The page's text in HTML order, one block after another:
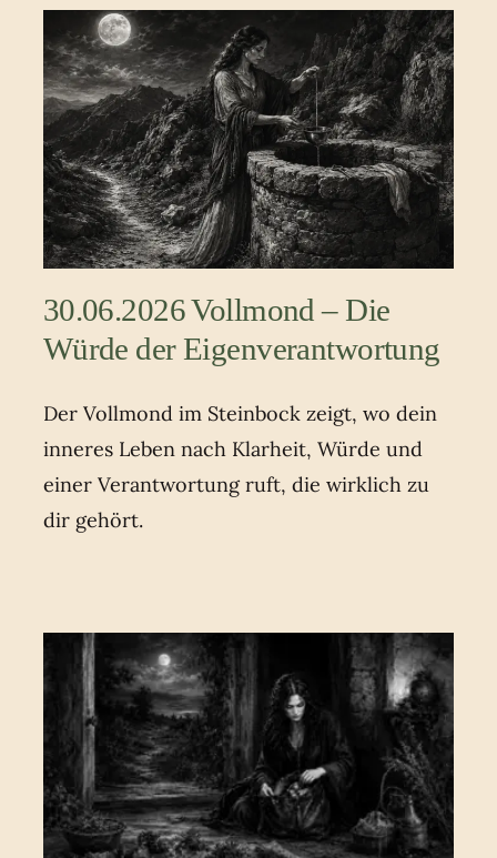
30.06.2026 Vollmond – Die
Würde der Eigenverantwortung
Der Vollmond im Steinbock zeigt, wo dein
inneres Leben nach Klarheit, Würde und
einer Verantwortung ruft, die wirklich zu
dir gehört.